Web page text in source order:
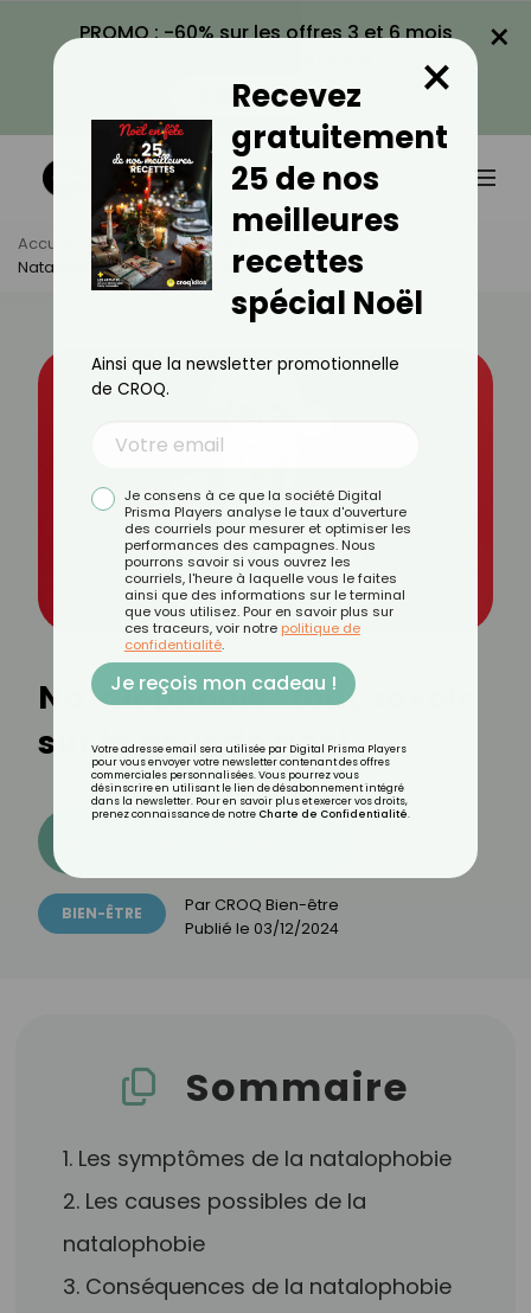
PROMO : -60% sur les offres 3 et 6 mois
VOIR LA PROMO
×
Accueil Actus
Bien-Être
Natalophobie : Tout Savoir Sur La Peur De Noël
Natalophobie : tout savoir
sur la peur de Noël
BIEN-ÊTRE Par CROQ Bien-être
Publié le 03/12/2024
Sommaire
1. Les symptômes de la natalophobie
2. Les causes possibles de la
natalophobie
3. Conséquences de la natalophobie
Recevez
gratuitement
25 de nos
meilleures
recettes
spécial Noël
×
Ainsi que la newsletter promotionnelle
de CROQ.
Je consens à ce que la société Digital
Prisma Players analyse le taux d'ouverture
des courriels pour mesurer et optimiser les
performances des campagnes. Nous
pourrons savoir si vous ouvrez les
courriels, l'heure à laquelle vous le faites
ainsi que des informations sur le terminal
que vous utilisez. Pour en savoir plus sur
ces traceurs, voir notre politique de
confidentialité.
Je reçois mon cadeau !
Votre adresse email sera utilisée par Digital Prisma Players
pour vous envoyer votre newsletter contenant des offres
commerciales personnalisées. Vous pourrez vous
désinscrire en utilisant le lien de désabonnement intégré
dans la newsletter. Pour en savoir plus et exercer vos droits,
prenez connaissance de notre Charte de Confidentialité.